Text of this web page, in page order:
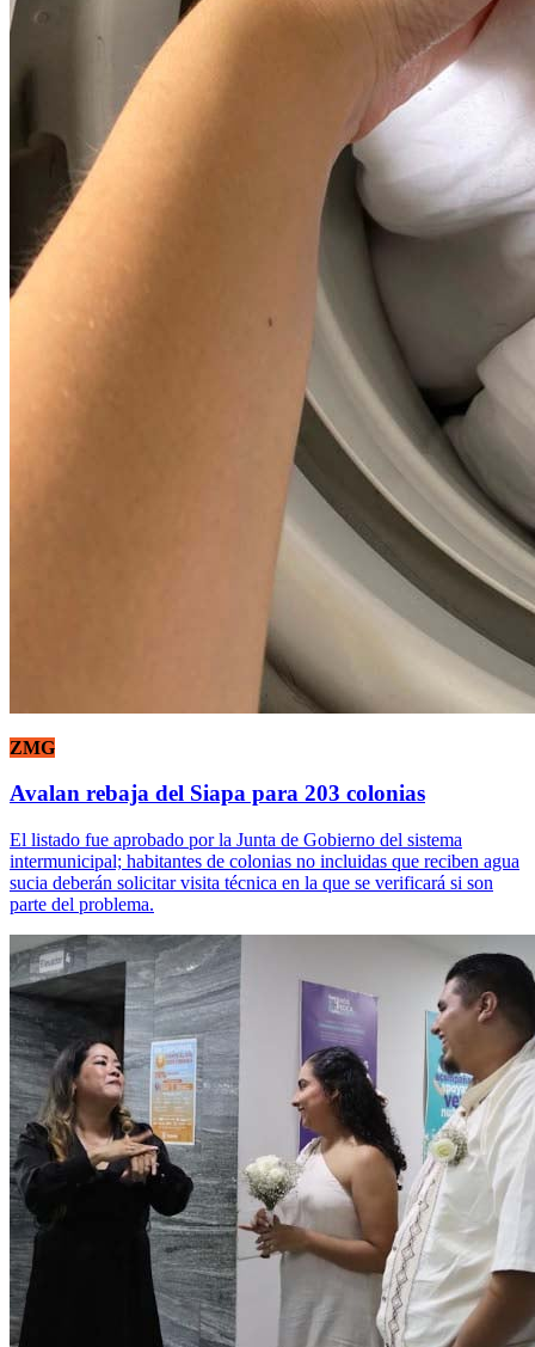
ZMG
Avalan rebaja del Siapa para 203 colonias
El listado fue aprobado por la Junta de Gobierno del sistema
intermunicipal; habitantes de colonias no incluidas que reciben agua
sucia deberán solicitar visita técnica en la que se verificará si son
parte del problema.